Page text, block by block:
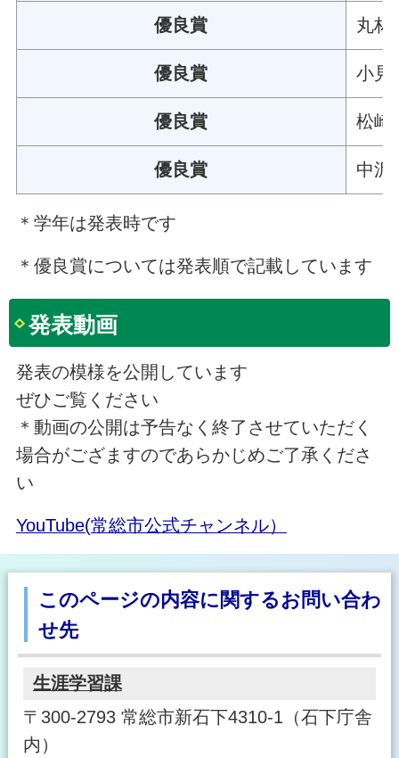
優良賞 丸林
優良賞 小見
優良賞 松崎
優良賞 中沢
＊学年は発表時です
＊優良賞については発表順で記載しています
発表動画
発表の模様を公開しています
ぜひご覧ください
＊動画の公開は予告なく終了させていただく
場合がござますのであらかじめご了承くださ
い
YouTube(常総市公式チャンネル）
このページの内容に関するお問い合わ
せ先
生涯学習課
〒300-2793 常総市新石下4310-1（石下庁舎
内）